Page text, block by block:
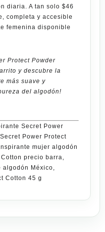
diaria. A tan solo $46
completa y accesible
femenina disponible
Protect Powder
y descubre la
más suave y
del algodón!
Secret Power
Power Protect
mujer algodón
precio barra,
algodón México,
Cotton 45 g